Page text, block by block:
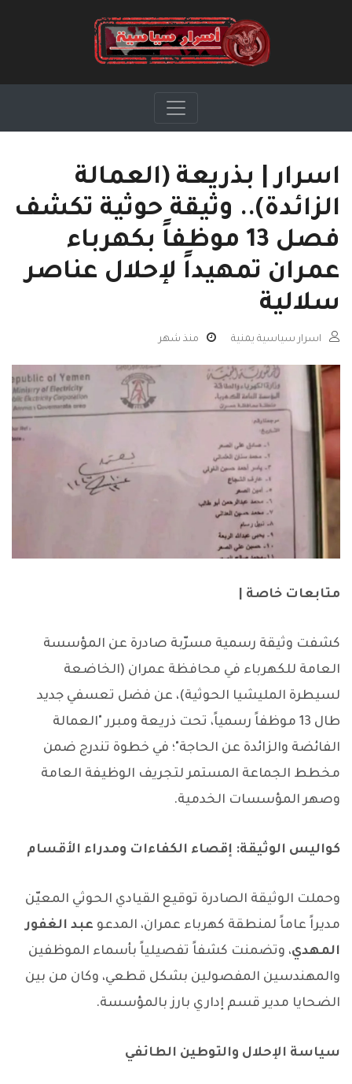
اسرار | بذريعة (العمالة
الزائدة).. وثيقة حوثية تكشف
فصل 13 موظفاً بكهرباء
عمران تمهيداً لإحلال عناصر
سلالية
اسرار سياسية يمنية منذ شهر
متابعات خاصة |
كشفت وثيقة رسمية مسرّبة صادرة عن المؤسسة
العامة للكهرباء في محافظة عمران (الخاضعة
لسيطرة المليشيا الحوثية)، عن فضل تعسفي جديد
طال 13 موظفاً رسمياً، تحت ذريعة ومبرر "العمالة
الفائضة والزائدة عن الحاجة"؛ في خطوة تندرج ضمن
مخطط الجماعة المستمر لتجريف الوظيفة العامة
وصهر المؤسسات الخدمية.
كواليس الوثيقة: إقصاء الكفاءات ومدراء الأقسام
وحملت الوثيقة الصادرة توقيع القيادي الحوثي المعيّن
مديراً عاماً لمنطقة كهرباء عمران، المدعو عبد الغفور
المهدي، وتضمنت كشفاً تفصيلياً بأسماء الموظفين
والمهندسين المفصولين بشكل قطعي، وكان من بين
الضحايا مدير قسم إداري بارز بالمؤسسة.
سياسة الإحلال والتوطين الطائفي